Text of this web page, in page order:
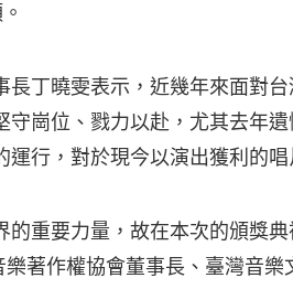
長丁曉雯表示，近幾年來面對
守崗位、戮力以赴，尤其去年
運行，對於現今以演出獲利的唱
的重要力量，故在本次的頒獎
樂著作權協會董事長、臺灣音